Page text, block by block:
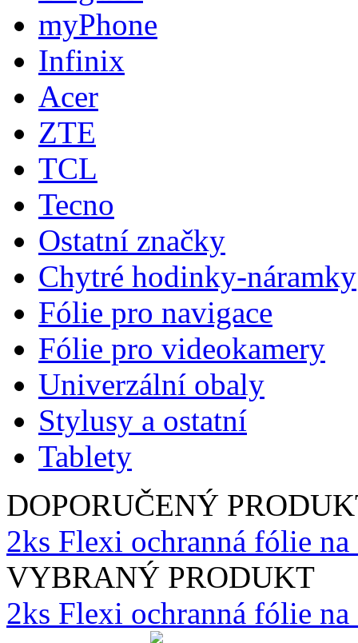
myPhone
Infinix
Acer
ZTE
TCL
Tecno
Ostatní značky
Chytré hodinky-náramky
Fólie pro navigace
Fólie pro videokamery
Univerzální obaly
Stylusy a ostatní
Tablety
DOPORUČENÝ
2ks Flexi ochranná fólie
VYBRANÝ PRODUKT
2ks Flexi ochranná fólie